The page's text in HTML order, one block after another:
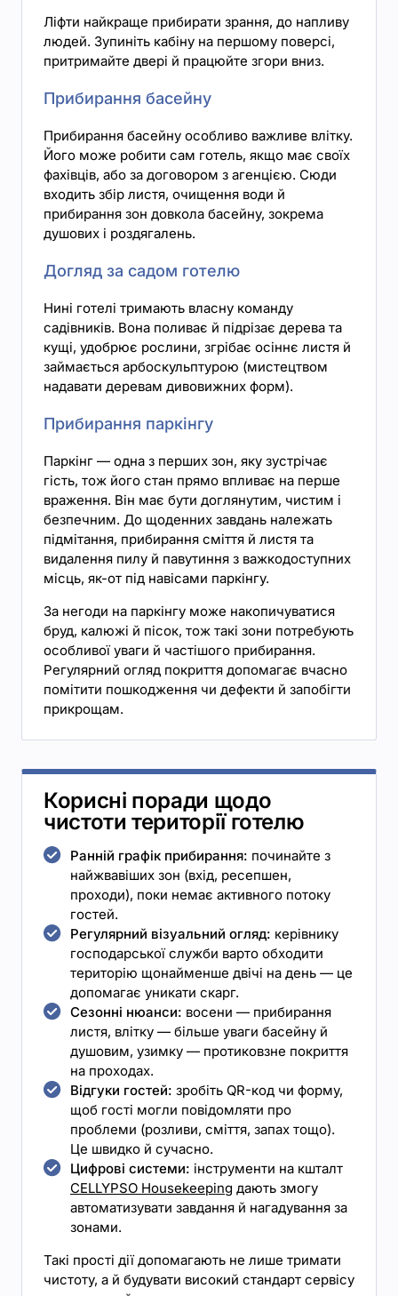
Ліфти найкраще прибирати зрання, до напливу
людей. Зупиніть кабіну на першому поверсі,
притримайте двері й працюйте згори вниз.
Прибирання басейну
Прибирання басейну особливо важливе влітку.
Його може робити сам готель, якщо має своїх
фахівців, або за договором з агенцією. Сюди
входить збір листя, очищення води й
прибирання зон довкола басейну, зокрема
душових і роздягалень.
Догляд за садом готелю
Нині готелі тримають власну команду
садівників. Вона поливає й підрізає дерева та
кущі, удобрює рослини, згрібає осіннє листя й
займається арбоскульптурою (мистецтвом
надавати деревам дивовижних форм).
Прибирання паркінгу
Паркінг — одна з перших зон, яку зустрічає
гість, тож його стан прямо впливає на перше
враження. Він має бути доглянутим, чистим і
безпечним. До щоденних завдань належать
підмітання, прибирання сміття й листя та
видалення пилу й павутиння з важкодоступних
місць, як-от під навісами паркінгу.
За негоди на паркінгу може накопичуватися
бруд, калюжі й пісок, тож такі зони потребують
особливої уваги й частішого прибирання.
Регулярний огляд покриття допомагає вчасно
помітити пошкодження чи дефекти й запобігти
прикрощам.
Корисні поради щодо
чистоти території готелю
Ранній графік прибирання: починайте з
найжвавіших зон (вхід, ресепшен,
проходи), поки немає активного потоку
гостей.
Регулярний візуальний огляд: керівнику
господарської служби варто обходити
територію щонайменше двічі на день — це
допомагає уникати скарг.
Сезонні нюанси: восени — прибирання
листя, влітку — більше уваги басейну й
душовим, узимку — протиковзне покриття
на проходах.
Відгуки гостей: зробіть QR-код чи форму,
щоб гості могли повідомляти про
проблеми (розливи, сміття, запах тощо).
Це швидко й сучасно.
Цифрові системи: інструменти на кшталт
CELLYPSO Housekeeping дають змогу
автоматизувати завдання й нагадування за
зонами.
Такі прості дії допомагають не лише тримати
чистоту, а й будувати високий стандарт сервісу